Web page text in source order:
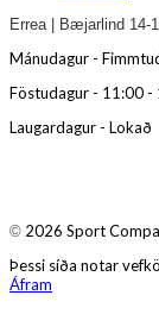
Errea | Bæjarlind 14-
Mánudagur -
Föstudagur - 11:00 -
Laugardagur - Lokað
© 2026 Sport
Þessi síða notar
Áfram